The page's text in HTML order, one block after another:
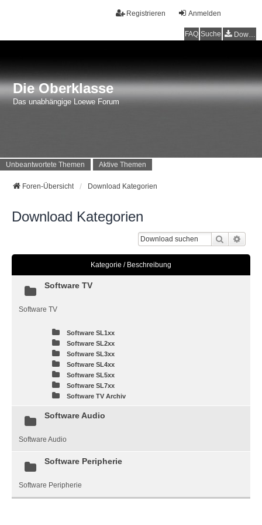
Anmelden
Registrieren
FAQ Suche Downloads
Die Oberklasse
Das unabhängige Loewe Forum
Unbeantwortete Themen Aktive Themen
Foren-Übersicht Download Kategorien
Download Kategorien
Suche
Kategorie / Beschreibung
Software TV
Software TV
Software SL1xx
Software SL2xx
Software SL3xx
Software SL4xx
Software SL5xx
Software SL7xx
Software TV Archiv
Software Audio
Software Audio
Software Peripherie
Software Peripherie